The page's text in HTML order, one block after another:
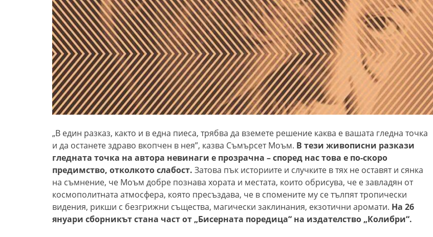
„В един разказ, както и в една пиеса, трябва да вземете решение каква е вашата гледна точка
и да останете здраво вкопчен в нея”, казва Съмърсет Моъм. В тези живописни разкази
гледната точка на автора невинаги е прозрачна – според нас това е по-скоро
предимство, отколкото слабост. Затова пък историите и случките в тях не оставят и сянка
на съмнение, че Моъм добре познава хората и местата, които обрисува, че е завладян от
космополитната атмосфера, която пресъздава, че в спомените му се тълпят тропически
видения, рикши с безгрижни същества, магически заклинания, екзотични аромати. На 26
януари сборникътстана част от „Бисерната поредица“ на издателство „Колибри“.